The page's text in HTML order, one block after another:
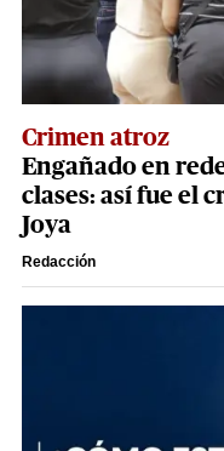
Crimen atroz
Engañado en
clases: así fue el
Joya
Redacción